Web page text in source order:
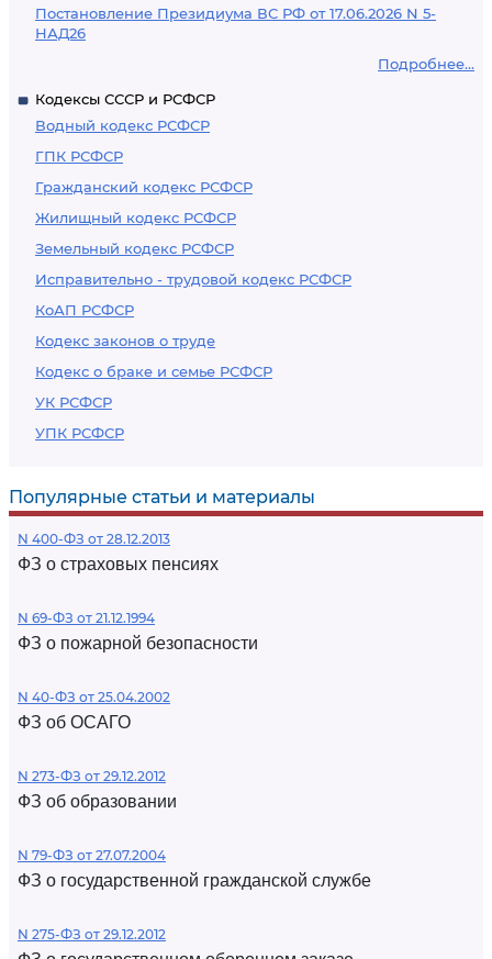
Постановление Президиума ВС РФ от 17.06.2026 N 5-
НАД26
Подробнее...
Кодексы СССР и РСФСР
Водный кодекс РСФСР
ГПК РСФСР
Гражданский кодекс РСФСР
Жилищный кодекс РСФСР
Земельный кодекс РСФСР
Исправительно - трудовой кодекс РСФСР
КоАП РСФСР
Кодекс законов о труде
Кодекс о браке и семье РСФСР
УК РСФСР
УПК РСФСР
Популярные статьи и материалы
N 400-ФЗ от 28.12.2013
ФЗ о страховых пенсиях
N 69-ФЗ от 21.12.1994
ФЗ о пожарной безопасности
N 40-ФЗ от 25.04.2002
ФЗ об ОСАГО
N 273-ФЗ от 29.12.2012
ФЗ об образовании
N 79-ФЗ от 27.07.2004
ФЗ о государственной гражданской службе
N 275-ФЗ от 29.12.2012